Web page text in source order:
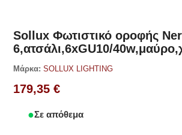
Sollux Φωτιστικό οροφής
6,ατσάλι,6xGU10/
Μάρκα: SOLLUX LIGHTING
179,35€
Σε απόθεμα